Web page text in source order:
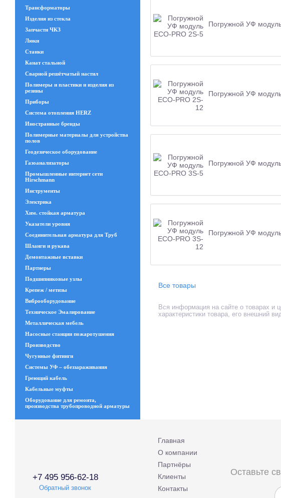
Трансформаторы
Изделия из стекла
Запчасти ЧКЗ
Люки
Станки
Канат стальной
Сварной решётчатый настил
Полимеры и пластики и изделия из
резины
Приборы
Система отопления HERZ
Иностранные бренды
Полимерные материалы для устройства
полов
Геодезическое оборудование
Газоанализаторы
Промышленные интернет сети
Hirschmann
Инструменты
Электрика
Хим. стойкая арматура
Указатели уровня
Соединительная арматура для Труб
Шланги и рукава
Демонтажные вставки
Партнеры
Подшипниковые узлы
Крепеж / метизы
Виброоборудование
Техническое Эмалирование
Металлическая мебель
Насосные станции пожаротушения
Производство
Чугунные фитинги
Системы УФ – обеззараживания
Греющий кабель
Кабельные муфты
Оборудование для ремонта,
производства трубопроводной арматуры
Погружной УФ
Погружной УФ
Погружной УФ
Погружной УФ
Все товары
Вся информация на сайте о товарах и
характеристики товара, его внешний
+7 495 956-62-18
Обратный звонок
Главная
О компании
Партнёры
Клиенты
Контакты
Оставьте